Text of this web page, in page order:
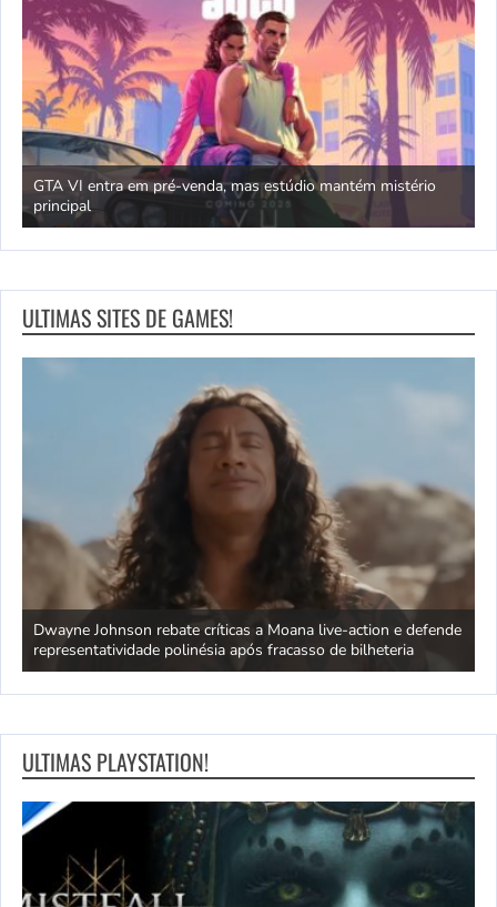
GTA VI entra em pré-venda, mas estúdio mantém mistério
principal
ULTIMAS SITES DE GAMES!
Dwayne Johnson rebate críticas a Moana live-action e defende
representatividade polinésia após fracasso de bilheteria
ULTIMAS PLAYSTATION!